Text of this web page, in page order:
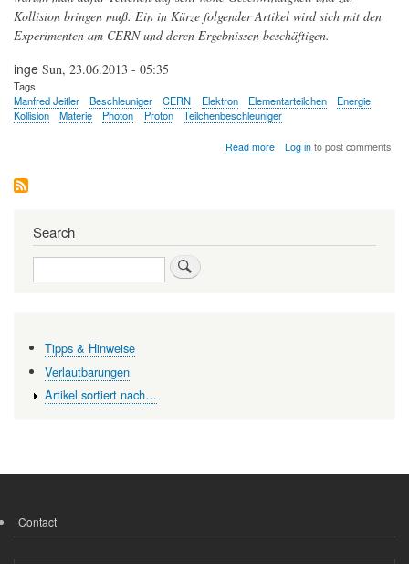
Kollision bringen muß. Ein in Kürze folgender Artikel wird sich mit den
Experimenten am CERN und deren Ergebnissen beschäftigen.
inge Sun, 23.06.2013 - 05:35
Tags
Manfred Jeitler
Beschleuniger CERN Elektron Elementarteilchen
Energie
Kollision
Materie Photon Proton Teilchenbeschleuniger
Read moreabout
Log into post comments
Search
Search
Tipps & Hinweise
Verlautbarungen
Artikel sortiert nach…
FOOTER
Contact